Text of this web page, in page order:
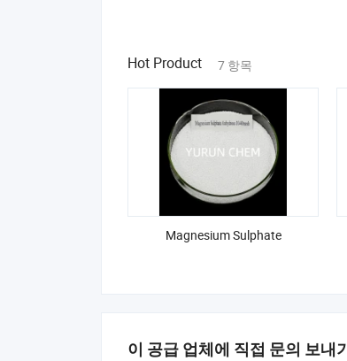
Hot Product 7 항목
Magnesium Sulphate
이 공급 업체에 직접 문의 보내기